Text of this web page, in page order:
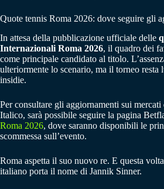
Quote tennis Roma 2026: dove seguire gli
In attesa della pubblicazione ufficiale delle
Internazionali Roma 2026, il quadro dei
come principale candidato al titolo.
ulteriormente lo scenario, ma il torneo resta
insidie.
Per consultare gli aggiornamenti sui
Italico, sarà possibile seguire la pagina
Roma 2026, dove saranno disponibili le
scommessa sull’evento.
Roma aspetta il suo nuovo re. E questa
italiano porta il nome di Jannik Sinner.